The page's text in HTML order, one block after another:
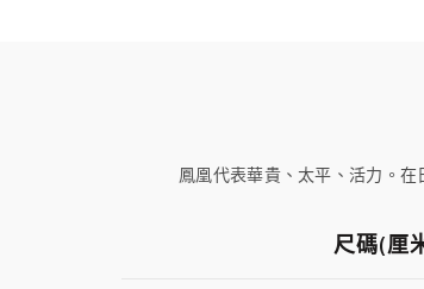
鳳凰代表華貴、太平、活力。
尺碼(厘